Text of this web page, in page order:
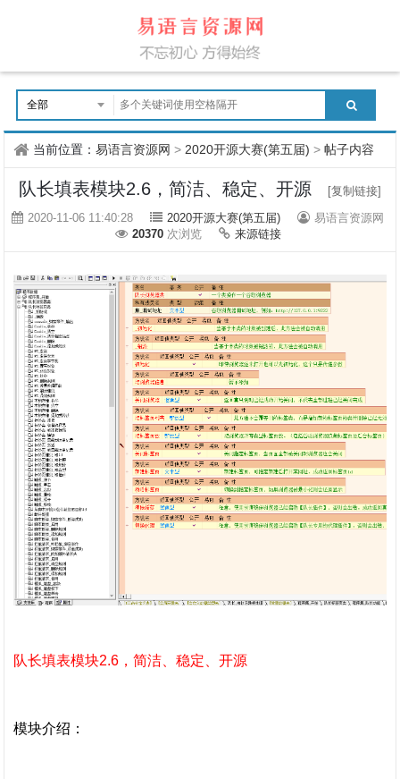
当前位置：易语言资源网 > 2020开源大赛(第五届) >帖子内容
队长填表模块2.6，简洁、稳定、开源
[复制链接]
2020-11-06 11:40:28
2020开源大赛(第五届)
易语言资源网
20370 次浏览 来源链接
队长填表模块2.6，简洁、稳定、开源
模块介绍：